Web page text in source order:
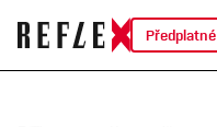
Předplatné